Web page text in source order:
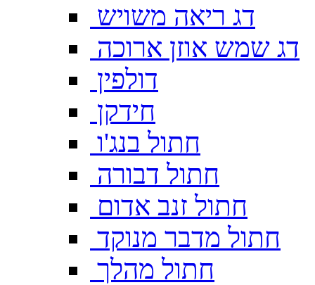
דג ריאה משויש
דג שמש אוזן ארוכה
דולפין
חידקן
חתול בנג'ו
חתול דבורה
חתול זנב אדום
חתול מדבר מנוקד
חתול מהלך